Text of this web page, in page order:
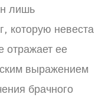
лишь
которую невеста
отражает ее
выражением
брачного